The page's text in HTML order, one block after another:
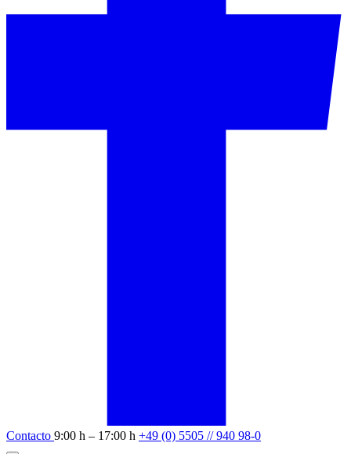
Contacto 9:00 h – 17:00 h +49 (0) 5505 // 940 98-0